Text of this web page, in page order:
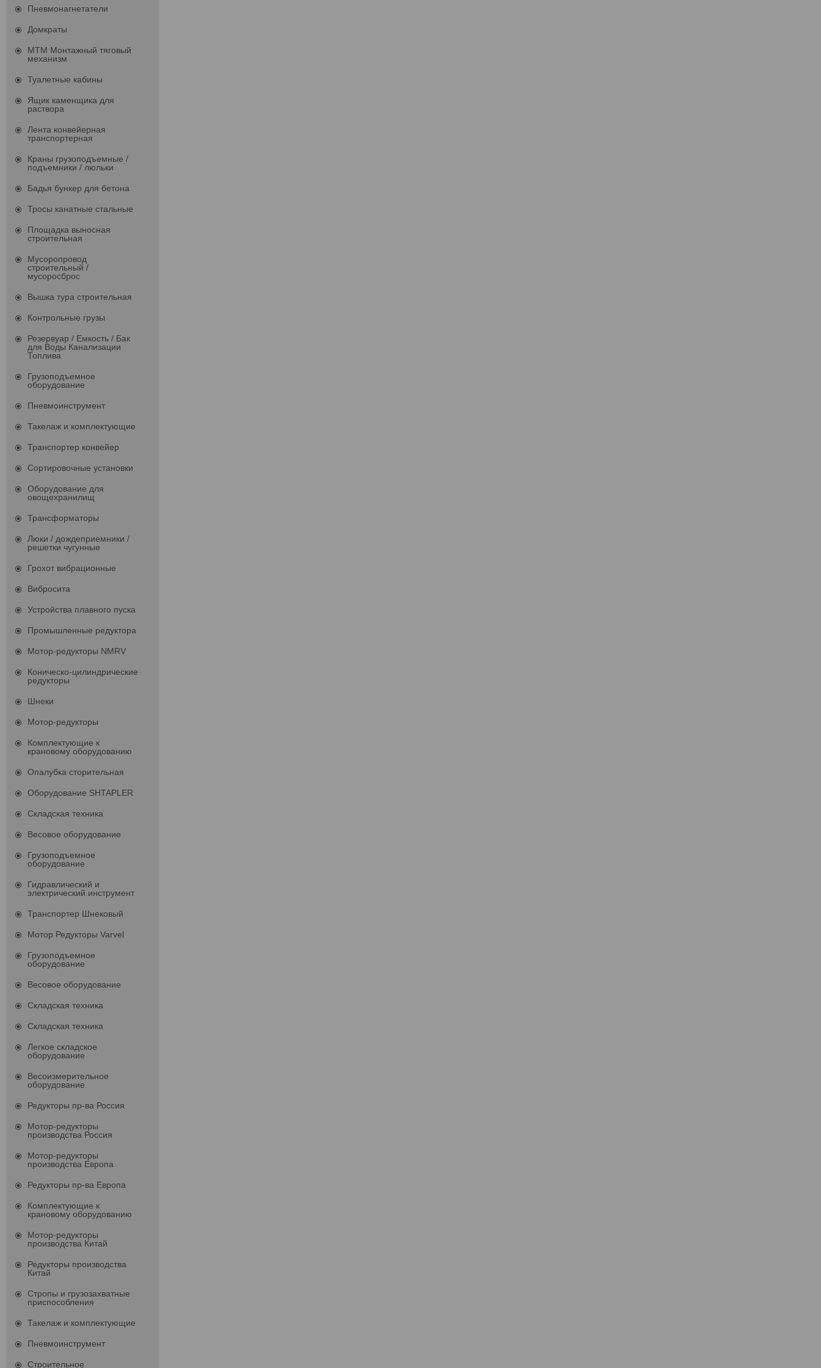
Пневмонагнетатели
Домкраты
МТМ Монтажный тяговый
механизм
Туалетные кабины
Ящик каменщика для
раствора
Лента конвейерная
транспортерная
Краны грузоподъемные /
подъемники / люльки
Бадья бункер для бетона
Тросы канатные стальные
Площадка выносная
строительная
Мусоропровод
строительный /
мусоросброс
Вышка тура строительная
Контрольные грузы
Резервуар / Емкость / Бак
для Воды Канализации
Топлива
Грузоподъемное
оборудование
Пневмоинструмент
Такелаж и комплектующие
Транспортер конвейер
Сортировочные установки
Оборудование для
овощехранилищ
Трансформаторы
Люки / дождеприемники /
решетки чугунные
Грохот вибрационные
Вибросита
Устройства плавного пуска
Промышленные редуктора
Мотор-редукторы NMRV
Коническо-цилиндрические
редукторы
Шнеки
Мотор-редукторы
Комплектующие к
крановому оборудованию
Опалубка сторительная
Оборудование SHTAPLER
Складская техника
Весовое оборудование
Грузоподъемное
оборудование
Гидравлический и
электрический инструмент
Транспортер Шнековый
Мотор Редукторы Varvel
Грузоподъемное
оборудование
Весовое оборудование
Складская техника
Складская техника
Легкое складское
оборудование
Весоизмерительное
оборудование
Редукторы пр-ва Россия
Мотор-редукторы
производства Россия
Мотор-редукторы
производства Европа
Редукторы пр-ва Европа
Комплектующие к
крановому оборудованию
Мотор-редукторы
производства Китай
Редукторы производства
Китай
Стропы и грузозахватные
приспособления
Такелаж и комплектующие
Пневмоинструмент
Строительное